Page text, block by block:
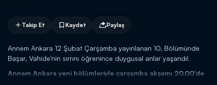
Takip Et Kaydet Paylaş
Annem Ankara 12 Şubat Çarşamba yayınlanan 10. Bölümünde
Başar, Vahide'nin sırrını öğrenince duygusal anlar yaşandı!
Annem Ankara yeni bölümleriyle çarşamba akşamı 20.00'de